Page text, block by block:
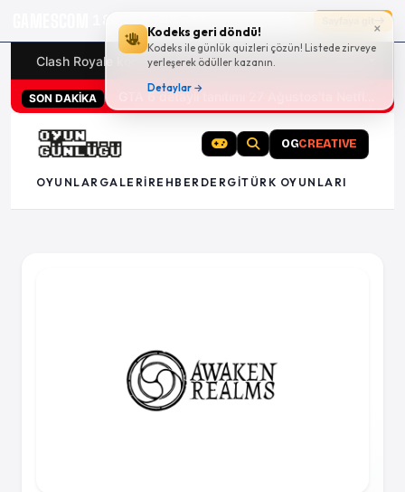
×
Kodeks geri döndü!
Kodeks ile günlük quizleri çözün! Listede zirveye
yerleşerek ödüller kazanın.
Detaylar →
18g 14:08:33
Clash Royale kodları Türk oyunları (PC ve konsollar) -
SON DAKİKA
OGCREATIVE
OYUNLAR GALERI REHBER DERGITÜRK OYUNLARI